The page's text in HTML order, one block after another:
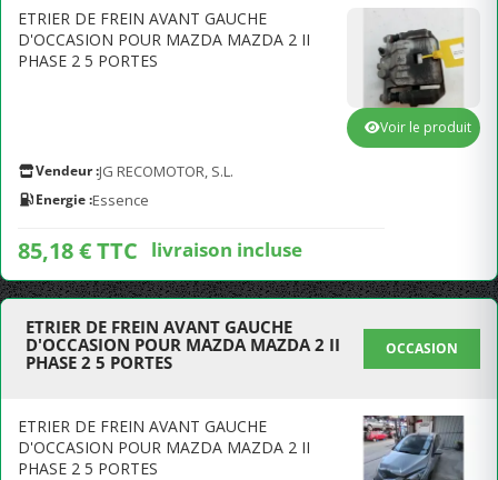
ETRIER DE FREIN AVANT GAUCHE
D'OCCASION POUR MAZDA MAZDA 2 II
PHASE 2 5 PORTES
Vendeur :JG RECOMOTOR, S.L.
Energie :Essence
85,18 € TTC livraison incluse
Voir le produit
ETRIER DE FREIN AVANT GAUCHE
D'OCCASION POUR MAZDA MAZDA 2 II
PHASE 2 5 PORTES
OCCASION
ETRIER DE FREIN AVANT GAUCHE
D'OCCASION POUR MAZDA MAZDA 2 II
PHASE 2 5 PORTES